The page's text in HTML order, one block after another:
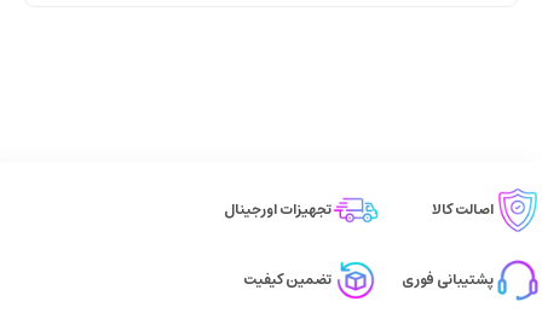
اصالت کالا تجهیزات اورجینال
پشتیبانی فوری تضمین کیفیت